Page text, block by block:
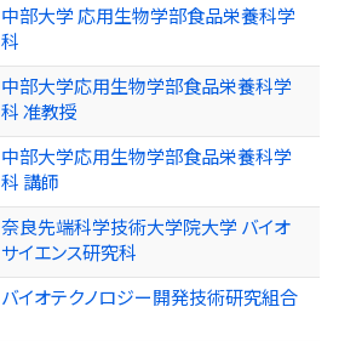
中部大学 応用生物学部食品栄養科学
科
中部大学応用生物学部食品栄養科学
科 准教授
中部大学応用生物学部食品栄養科学
科 講師
奈良先端科学技術大学院大学 バイオ
サイエンス研究科
バイオテクノロジー開発技術研究組合